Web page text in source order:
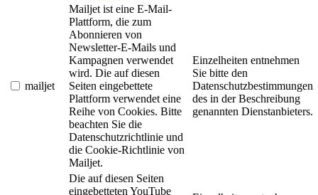
mailjet
Mailjet ist eine E-Mail-
Plattform, die zum
Abonnieren von
Newsletter-E-Mails und
Kampagnen verwendet
wird. Die auf diesen
Seiten eingebettete
Plattform verwendet eine
Reihe von Cookies. Bitte
beachten Sie die
Datenschutzrichtlinie und
die Cookie-Richtlinie von
Mailjet.
Einzelheiten entnehmen
Sie bitte den
Datenschutzbestimmungen
des in der Beschreibung
genannten Dienstanbieters.
Die auf diesen Seiten
eingebetteten YouTube